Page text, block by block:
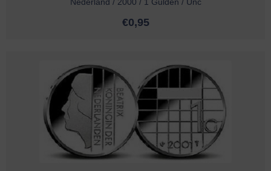
Nederland / 2000 / 1 Gulden / Unc
€0,95